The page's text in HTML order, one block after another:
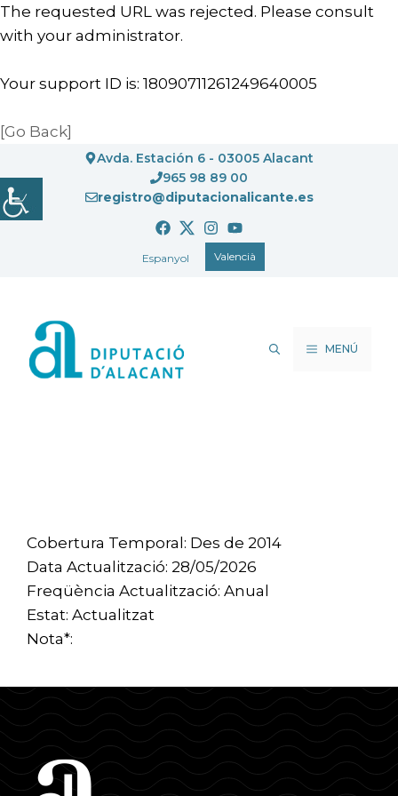
The requested URL was rejected. Please consult
with your administrator.
Your support ID is: 18090711261249640005
[Go Back]
al
contingut
Avda. Estación 6 - 03005 Alacant
965 98 89 00
registro@diputacionalicante.es
Espanyol Valencià
MENÚ
Cobertura Temporal: Des de 2014
Data Actualització: 28/05/2026
Freqüència Actualització: Anual
Estat: Actualitzat
Nota*: